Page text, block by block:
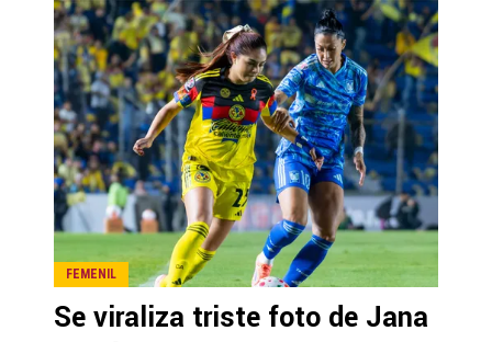
FEMENIL
Se viraliza triste foto de Jana